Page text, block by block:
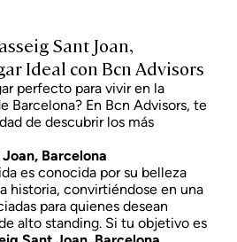
Sant Joan,
Ideal con Bcn Advisors
perfecto para vivir en la
Barcelona? En Bcn Advisors, te
de descubrir los más
Barcelona
es conocida por su belleza
historia, convirtiéndose en una
para quienes desean
alto standing. Si tu objetivo es